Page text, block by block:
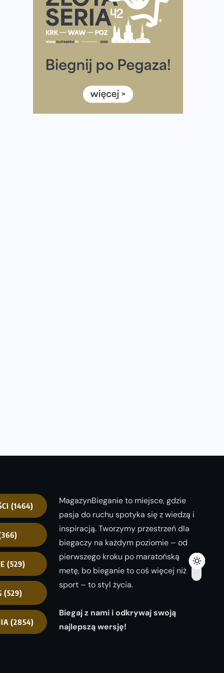
Tętno vs tempo – czym kierować się w bieganiu?
Co ma dużo białka? Produkty, które warto włączyć do
Rozbiegany Olsztyn szykuje się na weekend z
Już w tę sobotę 35. Bieg Powstania Warszawskiego.
(1464)
(529)
(529)
(2854)
MagazynBieganie to miejsce, gdzie
pasja do ruchu spotyka się z wiedzą i
inspiracją. Tworzymy przestrzeń dla
biegaczy na każdym poziomie – od
pierwszego kroku po maratońską
metę, bo bieganie to coś więcej niż
sport – to styl życia.
Biegaj z nami i odkrywaj swoją
najlepszą wersję!